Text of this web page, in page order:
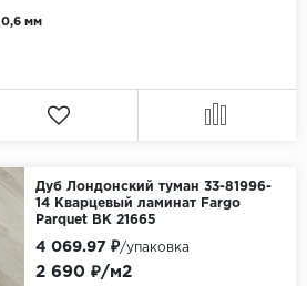
0,6 мм
Дуб Лондонский туман 33-81996-
14 Кварцевый ламинат Fargo
Parquet ВК 21665
2 690 ₽/м2
4 069.97 ₽/упаковка